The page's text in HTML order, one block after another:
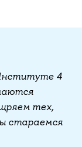
4
тех,
стараемся